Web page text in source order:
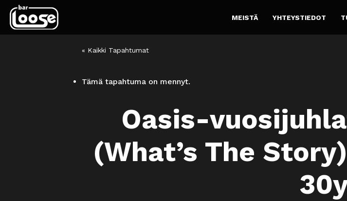
MEISTÄ YHTEYSTIEDOT
« Kaikki Tapahtumat
Tämä tapahtuma on mennyt.
Oasis-
(What’s The